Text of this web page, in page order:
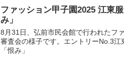
ファッション甲子園2025 江東
み」
8月31日、弘前市民会館で行われたフ
審査会の様子です。エントリーNo.3江
「恨み」